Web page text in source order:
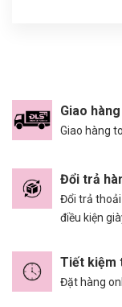
Giao
Giao hàng
Đổi trả
Đổi trả
điều kiện
Tiết kiệm
Đặt hàng